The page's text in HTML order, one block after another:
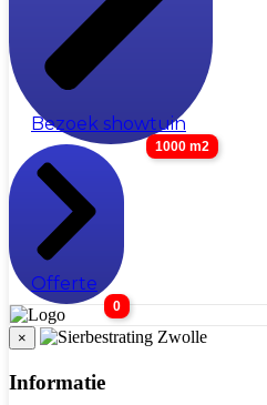
Bezoek showtuin
1000 m2
Offerte
0
×
Informatie